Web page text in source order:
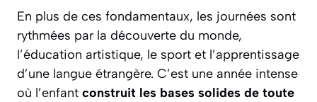
En plus de ces fondamentaux, les journées sont
rythmées par la découverte du monde,
l’éducation artistique, le sport et l’apprentissage
d’une langue étrangère. C’est une année intense
où l’enfant construit les bases solides de toute